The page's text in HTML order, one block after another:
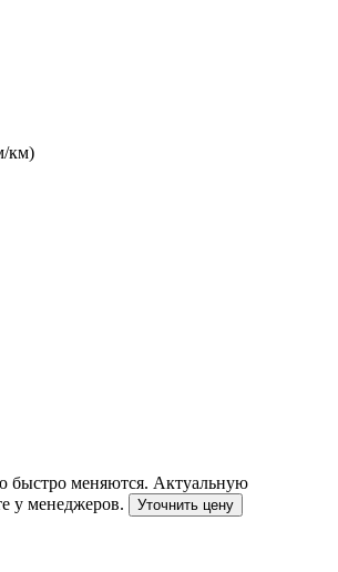
км)
быстро меняются. Актуальную
у менеджеров.
Уточнить цену